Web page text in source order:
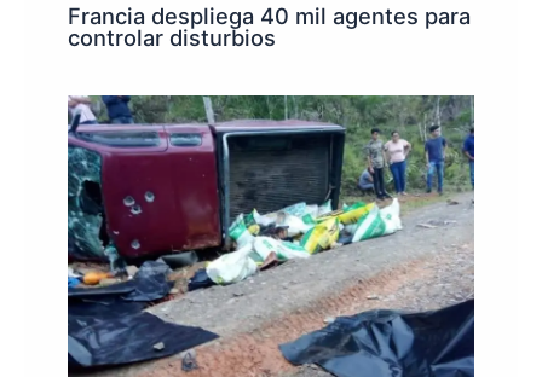
Francia despliega 40 mil agentes para
controlar disturbios